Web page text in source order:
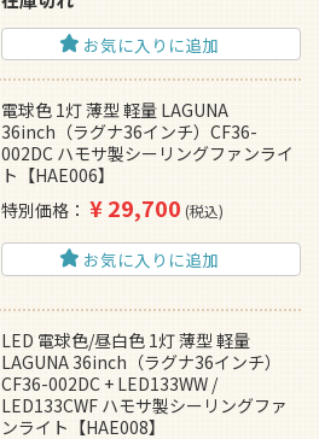
お気に入りに追加
電球色 1灯 薄型 軽量 LAGUNA
36inch（ラグナ36インチ）CF36-
002DC ハモサ製シーリングファンライ
ト【HAE006】
特別価格
¥29,700 税込
お気に入りに追加
LED 電球色/昼白色 1灯 薄型 軽量
LAGUNA 36inch（ラグナ36インチ）
CF36-002DC + LED133WW /
LED133CWF ハモサ製シーリングファ
ンライト【HAE008】